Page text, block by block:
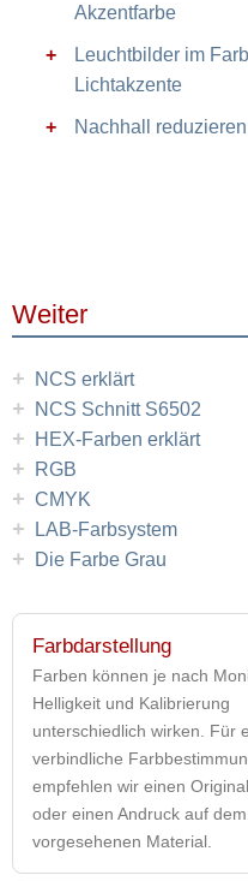
Akzentfarbe
Leuchtbilder im
Lichtakzente
Nachhall
Weiter
+ NCS erklärt
+ NCS Schnitt S6502
+ HEX-Farben erklärt
+ RGB
+ CMYK
+ LAB-Farbsystem
+ Die Farbe Grau
Farbdarstellung
Farben können je nach
Helligkeit und Kalibrierung
unterschiedlich wirken. Für
verbindliche
empfehlen wir einen
oder einen Andruck auf dem
vorgesehenen Material.